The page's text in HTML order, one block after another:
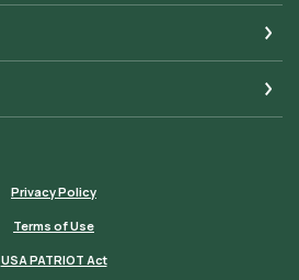
Privacy Policy
Terms of Use
USA PATRIOT Act